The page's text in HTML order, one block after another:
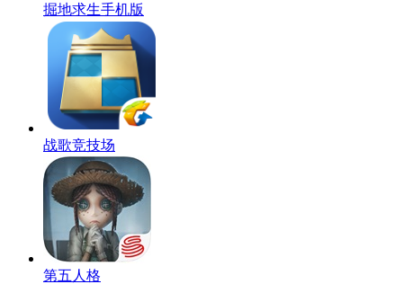
掘地求生手机版
战歌竞技场
第五人格